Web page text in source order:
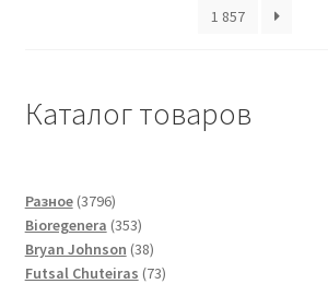
1 857
Каталог товаров
Разное 37963796
товаров
Bioregenera 353353
товара
Bryan Johnson 3838
товаров
Futsal Сhuteiras 7373